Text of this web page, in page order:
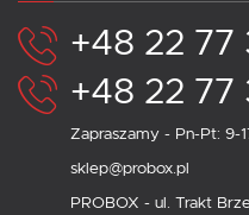
+48 22 77
+48 22 77
Zapraszamy - Pn-Pt: 9-
sklep@probox.pl
PROBOX - ul. Trakt